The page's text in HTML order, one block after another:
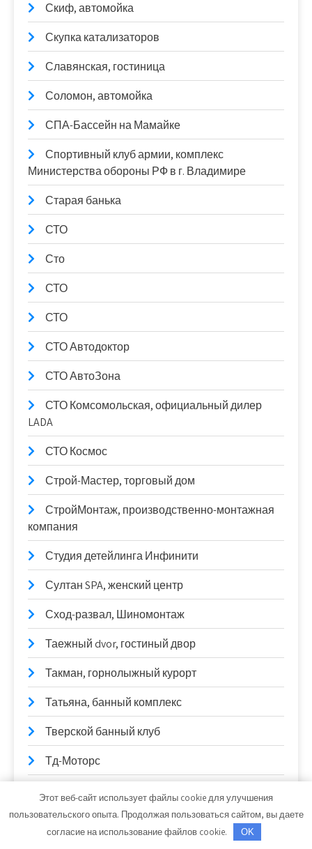
Скиф, автомойка
Скупка катализаторов
Славянская, гостиница
Соломон, автомойка
СПА-Бассейн на Мамайке
Спортивный клуб армии, комплекс
Министерства обороны РФ в г. Владимире
Старая банька
СТО
Сто
СТО
СТО
СТО Автодоктор
СТО АвтоЗона
СТО Комсомольская, официальный дилер
LADA
СТО Космос
Строй-Мастер, торговый дом
СтройМонтаж, производственно-монтажная
компания
Студия детейлинга Инфинити
Султан SPA, женский центр
Сход-развал, Шиномонтаж
Таежный dvor, гостиный двор
Такман, горнолыжный курорт
Татьяна, банный комплекс
Тверской банный клуб
Тд-Моторс
Технарь-диагностика, грузовая автомойка
Этот веб-сайт использует файлы cookie для улучшения
пользовательского опыта. Продолжая пользоваться сайтом, вы даете
согласие на использование файлов cookie.
OK